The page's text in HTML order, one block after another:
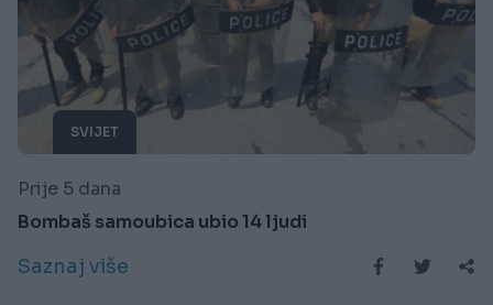
SVIJET
Prije 5 dana
Bombaš samoubica ubio 14 ljudi
Saznaj više